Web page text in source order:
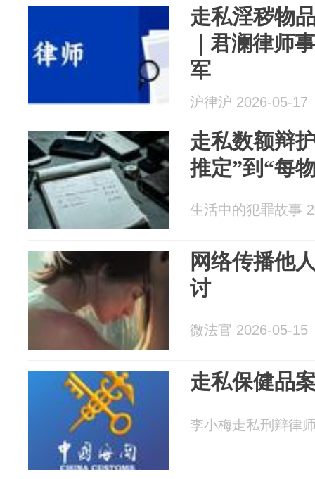
走私淫秽物
｜君澜律师
军
沪律沪 2026-05-17
走私数额辩
推定”到“每
生活中的犯罪故事
网络传播他
讨
微法官 2026-05-15
走私保健品
李小梅走私刑辩律